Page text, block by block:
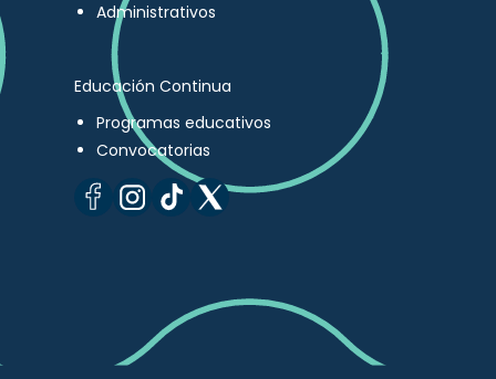
Administrativos
Educación Continua
Programas educativos
Convocatorias